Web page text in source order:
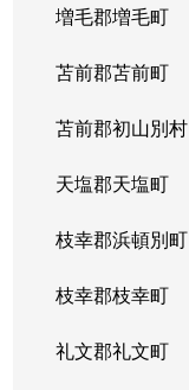
増毛郡増毛町
苫前郡苫前町
苫前郡初山別村
天塩郡天塩町
枝幸郡浜頓別町
枝幸郡枝幸町
礼文郡礼文町